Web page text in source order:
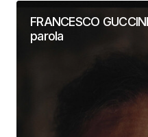
FRANCESCO
parola